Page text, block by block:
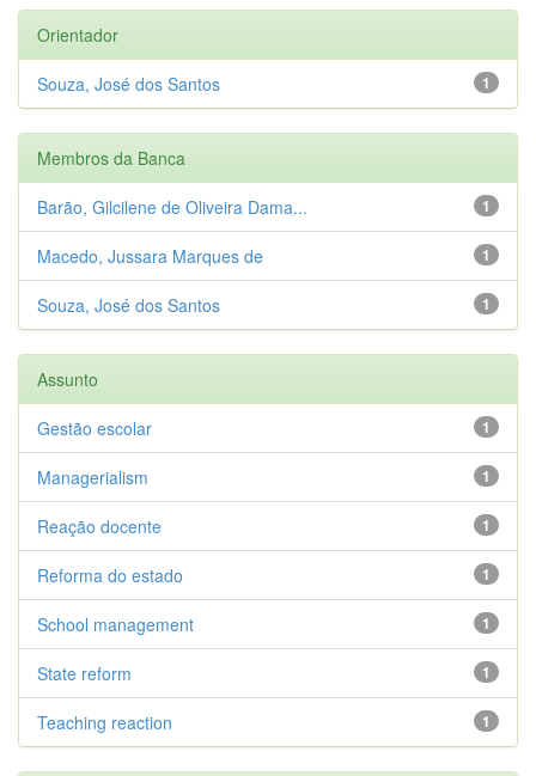
Orientador
1
Souza, José dos Santos
Membros da Banca
1
Barão, Gilcilene de Oliveira Dama...
1
Macedo, Jussara Marques de
1
Souza, José dos Santos
Assunto
1
Gestão escolar
1
Managerialism
1
Reação docente
1
Reforma do estado
1
School management
1
State reform
1
Teaching reaction